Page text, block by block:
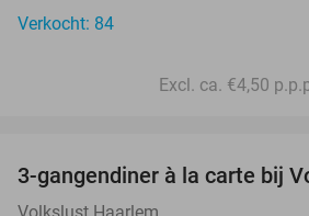
Verkocht: 84
Excl. ca. €4,50
3-gangendiner à la carte bij